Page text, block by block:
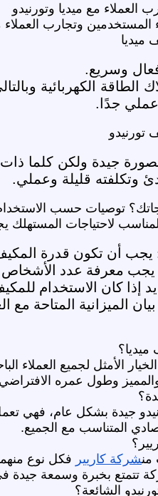
العملاء مع ميديا وتورنيدو
وتجارب العملاء
ميديا
وسريع.
الطاقة الكهربائية
جدًا.
تورنيدو
جيدة ولكن كلما
وتكلفته قليلة وعملي.
توصيات حسب
لاحتياجات
يجب أن تكون قدرة
يجب معرفة عدد
إذا كان الاستخدام
الميزانية المتاحة
الأمثل لجميع العملاء
وطول عمره
جيدة بشكل عام، فهي
المتناسب مع الجميع.
منشركة كاريير فكل نوع
تتمتع بخبرة وسمعة جيدة
الشائعة؟